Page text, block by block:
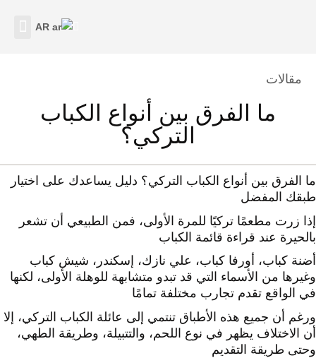
ما الفرق بين أنواع الكباب
التركي؟
Category
مقالات
ما الفرق بين أنواع الكباب التركي؟ دليل يساعدك على اختيار
طبقك المفضل
إذا زرت مطعمًا تركيًا للمرة الأولى، فمن الطبيعي أن تشعر
بالحيرة عند قراءة قائمة الكباب
أضنة كباب، أورفا كباب، علي نازك، إسكندر، شيش كباب
وغيرها من الأسماء التي قد تبدو متشابهة للوهلة الأولى، لكنها
في الواقع تقدم تجارب مختلفة تمامًا
ورغم أن جميع هذه الأطباق تنتمي إلى عائلة الكباب التركي، إلا
أن الاختلاف يظهر في نوع اللحم، والتتبيلة، وطريقة الطهي،
وحتى طريقة التقديم